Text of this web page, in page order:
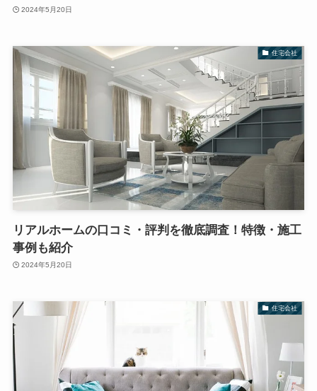
2024年5月20日
住宅会社
リアルホームの口コミ・評判を徹底調査！特徴・施工
事例も紹介
2024年5月20日
住宅会社